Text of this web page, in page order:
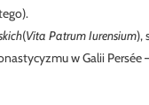
(Vita Patrum Iurensium),
w Galii Persée